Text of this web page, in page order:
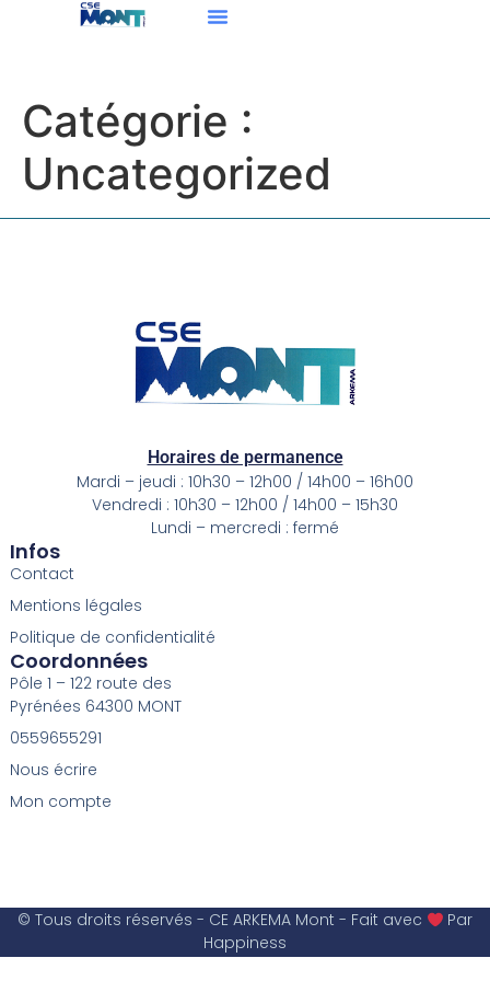
Catégorie :
Uncategorized
Horaires de permanence
Mardi – jeudi : 10h30 – 12h00 / 14h00 – 16h00
Vendredi : 10h30 – 12h00 / 14h00 – 15h30
Lundi – mercredi : fermé
Coordonnées
Pôle 1 – 122 route des
Pyrénées 64300 MONT
0559655291
Nous écrire
Mon compte
Infos
Contact
Mentions légales
Politique de confidentialité
© Tous droits réservés - CE ARKEMA Mont - Fait avec
Par
Happiness